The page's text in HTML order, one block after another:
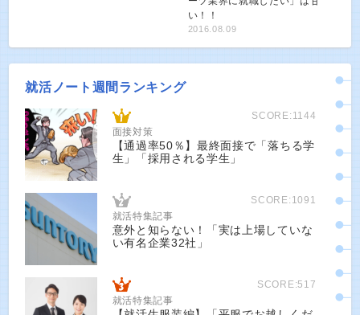
い！！
2016.08.09
就活ノート週間ランキング
SCORE:1144
面接対策
【通過率50％】最終面接で「落ちる学
生」「採用される学生」
SCORE:1091
就活特集記事
意外と知らない！「実は上場していな
い有名企業32社」
SCORE:517
就活特集記事